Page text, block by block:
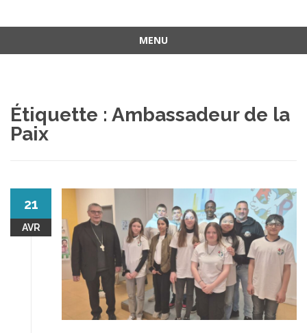
MENU
Étiquette : Ambassadeur de la
Paix
21
AVR